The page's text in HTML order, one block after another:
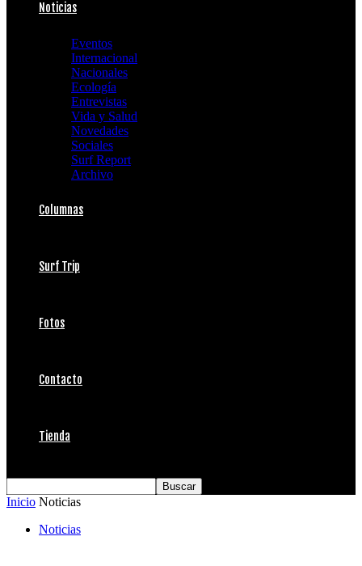
Noticias
Eventos
Internacional
Nacionales
Ecología
Entrevistas
Vida y Salud
Novedades
Sociales
Surf Report
Archivo
Columnas
Surf Trip
Fotos
Contacto
Tienda
Inicio Noticias
Noticias